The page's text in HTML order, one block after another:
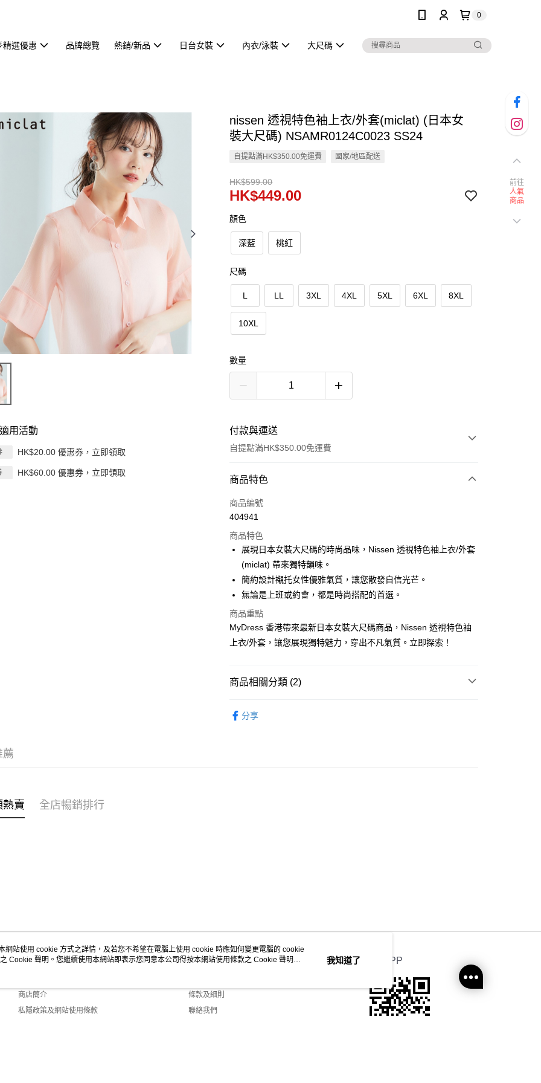
0
精選優惠 品牌總覽 熱銷/新品 日台女裝 內衣/泳裝 大尺碼
用活動
HK$20.00 優惠券，立即領取
HK$60.00 優惠券，立即領取
nissen 透視特色袖上衣/外套(miclat) (日本女
裝大尺碼) NSAMR0124C0023 SS24
自提點滿HK$350.00免運費 國家/地區配送
HK$599.00
HK$449.00
顏色
深藍 桃紅
尺碼
L LL 3XL 4XL 5XL 6XL 8XL
10XL
數量
付款與運送
自提點滿HK$350.00免運費
付款方式
信用卡
AlipayHK
PayMe
WeChat Pay
送貨方式
商品特色
商品編號
404941
商品特色
展現日本女裝大尺碼的時尚品味，Nissen 透視特色袖上衣/外套
(miclat) 帶來獨特韻味。
簡約設計襯托女性優雅氣質，讓您散發自信光芒。
無論是上班或約會，都是時尚搭配的首選。
商品重點
MyDress 香港帶來最新日本女裝大尺碼商品，Nissen 透視特色袖
上衣/外套，讓您展現獨特魅力，穿出不凡氣質。立即探索！
商品相關分類 (2)
分享
薦
賣 全店暢銷排行
關於我們
商店簡介
私隱政策及網站使用條款
客戶服務
條款及細則
聯絡我們
官方APP
前往
人氣
商品
網站使用 cookie 方式之詳情，及若您不希望在電腦上使用 cookie 時應如何變更電腦的 cookie
之 Cookie 聲明。您繼續使用本網站即表示您同意本公司得按本網站使用條款之 Cookie 聲明使
我知道了